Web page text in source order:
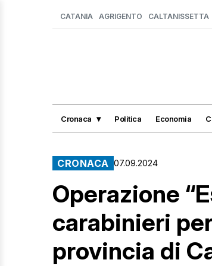
CATANIA AGRIGENTO CALTANISSETTA
Cronaca Politica Economia
CRONACA 07.09.2024
Operazione
carabinieri
provincia di